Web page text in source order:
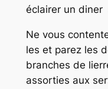
éclairer un diner
Ne vous
les et parez les
branches de
assorties aux